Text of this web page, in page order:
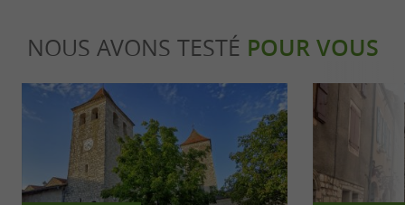
NOUS AVONS TESTÉ POUR VOUS